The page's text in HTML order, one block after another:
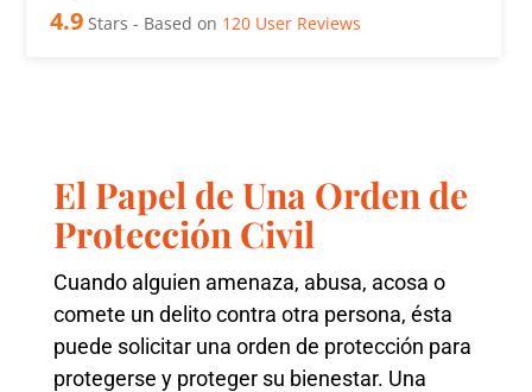
4.9 Stars - Based on 120 User Reviews
El Papel de Una Orden de
Protección Civil
Cuando alguien amenaza, abusa, acosa o
comete un delito contra otra persona, ésta
puede solicitar una orden de protección para
protegerse y proteger su bienestar. Una